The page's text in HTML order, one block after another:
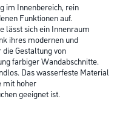
im Innenbereich, rein
Funktionen auf.
lässt sich ein Innenraum
ihres modernen und
Gestaltung von
farbiger Wandabschnitte.
Das wasserfeste Material
mit hoher
geeignet ist.